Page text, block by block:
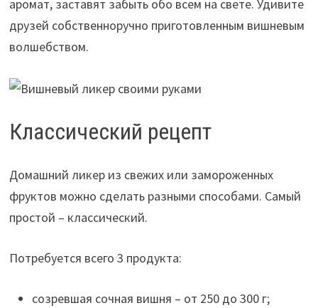
аромат, заставят забыть обо всем на свете. Удивите
друзей собственноручно приготовленным вишневым
волшебством.
Классический рецепт
Домашний ликер из свежих или замороженных
фруктов можно сделать разными способами. Самый
простой – классический.
Потребуется всего 3 продукта:
созревшая сочная вишня – от 250 до 300 г;